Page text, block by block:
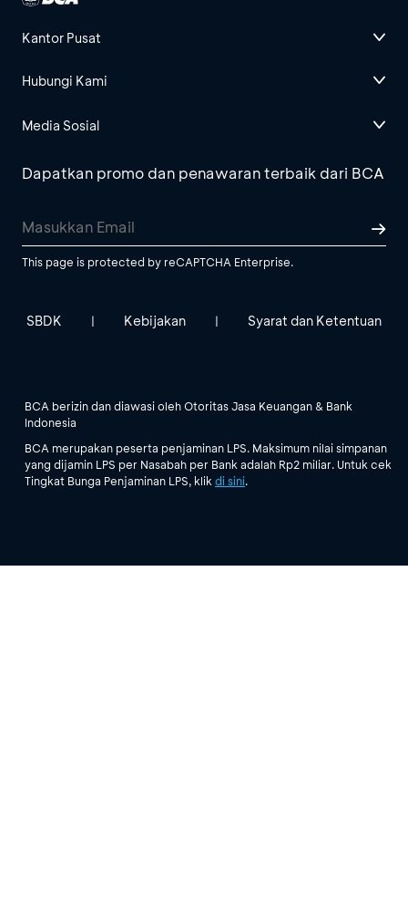
Kantor Pusat
Hubungi Kami
Media Sosial
Dapatkan promo dan penawaran terbaik dari BCA
This page is protected by reCAPTCHA Enterprise.
SBDK | Kebijakan | Syarat dan Ketentuan
BCA berizin dan diawasi oleh Otoritas Jasa Keuangan & Bank
Indonesia
BCA merupakan peserta penjaminan LPS. Maksimum nilai simpanan
yang dijamin LPS per Nasabah per Bank adalah Rp2 miliar. Untuk cek
Tingkat Bunga Penjaminan LPS, klik di sini.